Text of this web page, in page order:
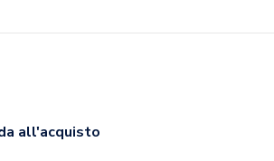
all'acquisto